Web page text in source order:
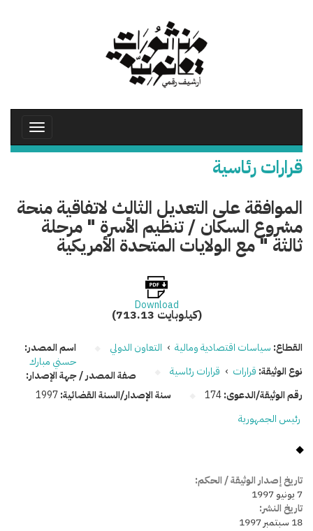
Toggle
قرارات رئاسية
الموافقة على التعديل الثالث لاتفاقية منحة
مشروع السكان / تنظيم الأسرة " مرحلة
ثالثة " مع الولايات المتحدة الأمريكية
Download
(713.13 كيلوبايت)
القطاع: سياسات اقتصادية ومالية › التعاون الدولي
نوع الوثيقة: قرارات › قرارات رئاسية
رقم الوثيقة/الدعوى:174 سنة الإصدار/السنة القضائية:1997
اسم المصدر:
حسني مبارك
صفة المصدر / جهة الإصدار:
رئيس الجمهورية
تاريخ إصدار الوثيقة / الحكم:
7 يونيو 1997
تاريخ النشر:
18 سبتمبر 1997